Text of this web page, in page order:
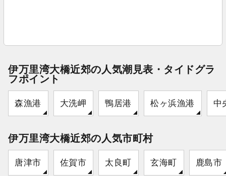
伊万里湾大橋近郊の人気潮見表・タイドグラ
フポイント
森漁港 大洗岬 鴨居港 松ヶ浜漁港 中
伊万里湾大橋近郊の人気市町村
唐津市 佐賀市 太良町 玄海町 鹿島市